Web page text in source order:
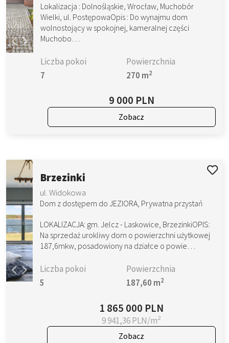
Lokalizacja : Dolnośląskie, Wrocław, Muchobór
Wielki, ul. PostępowaOpis : Do wynajmu dom
wolnostojący w spokojnej, kameralnej części
Muchobo…
Liczba pokoi
7
Powierzchnia
270 m2
9 000 PLN
Zobacz
Brzezinki
ul. Widokowa
Dom z dostępem do JEZIORA, Prywatna przystań
LOKALIZACJA: gm. Jelcz - Laskowice, BrzezinkiOPIS:
Na sprzedaż urokliwy dom o powierzchni użytkowej
187,6mkw, posadowiony na działce o powie…
Liczba pokoi
5
Powierzchnia
187,60 m2
1 865 000 PLN
9 941,36 PLN/m2
Zobacz